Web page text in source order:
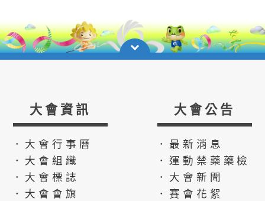
大會資訊
．大會行事曆
．大會組織
．大會標誌
．大會會旗
大會公告
．最新消息
．運動禁藥藥檢
．大會新聞
．賽會花絮